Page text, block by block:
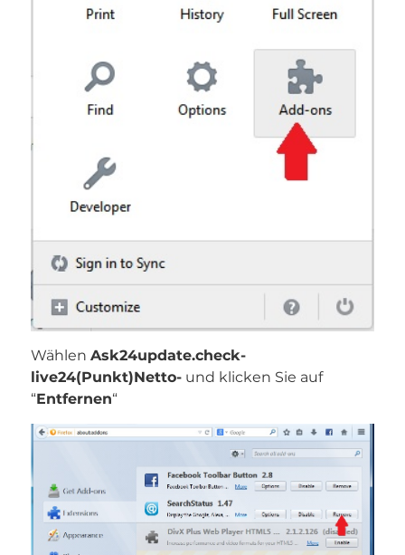
Wählen Ask24update.check-
live24(Punkt)Netto-und klicken Sie auf
“Entfernen“